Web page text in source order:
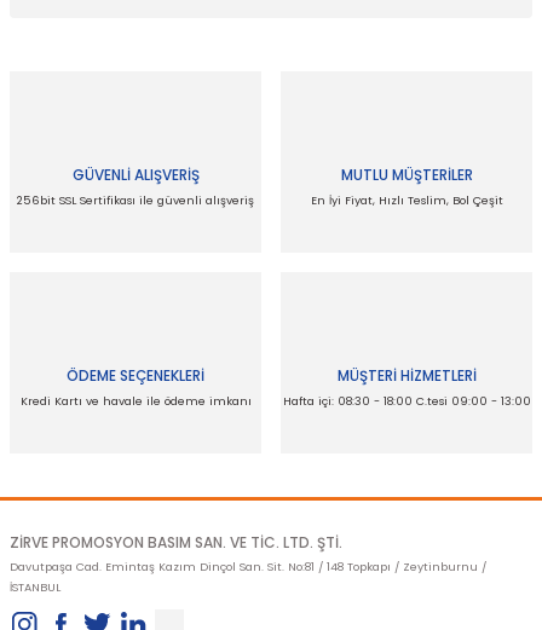
Ürün resmi kalitesiz, bozuk veya görüntülenemiyor.
GÜVENLİ ALIŞVERİŞ
256bit SSL Sertifikası ile güvenli alışveriş
MUTLU MÜŞTERİLER
En İyi Fiyat, Hızlı Teslim, Bol Çeşit
ÖDEME SEÇENEKLERİ
Kredi Kartı ve havale ile ödeme imkanı
MÜŞTERİ HİZMETLERİ
Hafta içi: 08:30 - 18:00 C.tesi 09:00 - 13:00
ZİRVE PROMOSYON BASIM SAN. VE TİC. LTD. ŞTİ.
Davutpaşa Cad. Emintaş Kazım Dinçol San. Sit. No:81 / 148 Topkapı / Zeytinburnu /
İSTANBUL